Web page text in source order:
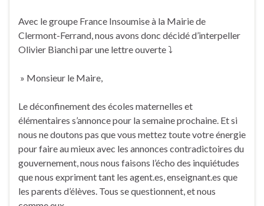
Avec le groupe France Insoumise à la Mairie de
Clermont-Ferrand, nous avons donc décidé d’interpeller
Olivier Bianchi par une lettre ouverte ⤵️
» Monsieur le Maire,
Le déconfinement des écoles maternelles et
élémentaires s’annonce pour la semaine prochaine. Et si
nous ne doutons pas que vous mettez toute votre énergie
pour faire au mieux avec les annonces contradictoires du
gouvernement, nous nous faisons l’écho des inquiétudes
que nous expriment tant les agent.es, enseignant.es que
les parents d’élèves. Tous se questionnent, et nous